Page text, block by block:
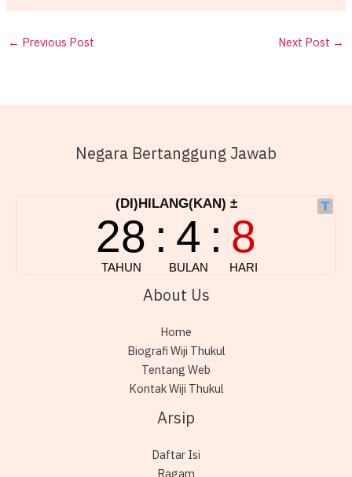
← Previous Post Next Post →
Negara Bertanggung Jawab
About Us
Home
Biografi Wiji Thukul
Tentang Web
Kontak Wiji Thukul
Arsip
Daftar Isi
Ragam